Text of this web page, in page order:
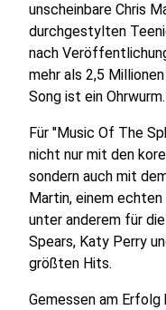
unscheinbare Chris
durchgestylten
nach
mehr als 2,5
Song ist ein Ohrwurm.
Für "Music Of The
nicht nur mit den
sondern auch mit
Martin, einem
unter anderem für
Spears, Katy Perry
größten Hits.
Gemessen am